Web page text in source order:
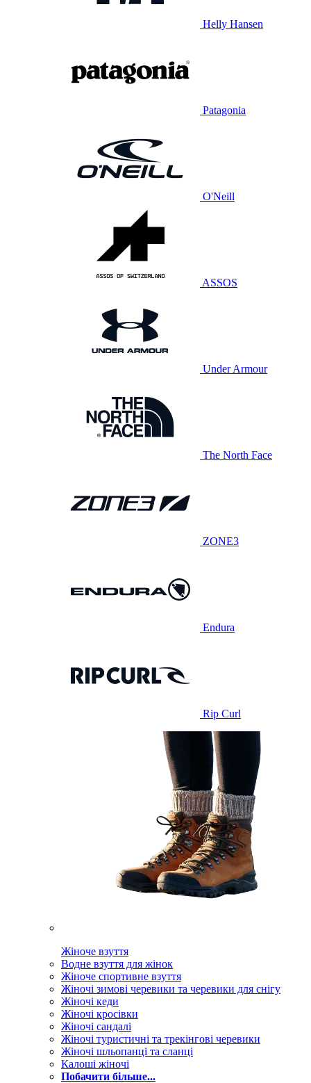
Helly Hansen
Patagonia
O'Neill
ASSOS
Under Armour
The North Face
ZONE3
Endura
Rip Curl
Жіноче взуття
Водне взуття для жінок
Жіноче спортивне взуття
Жіночі зимові черевики та черевики для снігу
Жіночі кеди
Жіночі кросівки
Жіночі сандалі
Жіночі туристичні та трекінгові черевики
Жіночі шльопанці та сланці
Калоші жіночі
Побачити більше...